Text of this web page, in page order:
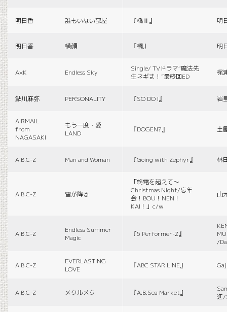
明日香 誰もいない部屋 『橋Ⅱ』 明
明日香 横顔 『橋』 明
A×K Endless Sky
Single/ TVドラマ“魔法先
生ネギま！”最終回ED
梶
鮎川麻弥 PERSONALITY 『SO DO I』 岩
AIRMAIL
from
NAGASAKI
もう一度・愛
LAND
『DOGEN?』 土
A.B.C-Z Man and Woman 『Going with Zephyr』 林
A.B.C-Z 雪が降る
「終電を超えて～
Christmas Night/忘年
会！BOU！NEN！
KAI！」c/w
山
A.B.C-Z
Endless Summer
Magic
『5 Performer-Z』
/
A.B.C-Z
EVERLASTING
LOVE
『ABC STAR LINE』
A.B.C-Z メクルメク 『A.B.Sea Market』
進/